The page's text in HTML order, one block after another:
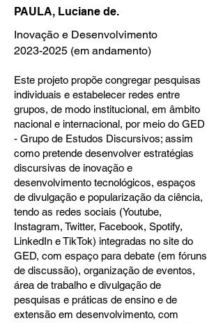
PAULA, Luciane de.
Inovação e Desenvolvimento
2023-2025 (em andamento)
Este projeto propõe congregar pesquisas
individuais e estabelecer redes entre
grupos, de modo institucional, em âmbito
nacional e internacional, por meio do GED
- Grupo de Estudos Discursivos; assim
como pretende desenvolver estratégias
discursivas de inovação e
desenvolvimento tecnológicos, espaços
de divulgação e popularização da ciência,
tendo as redes sociais (Youtube,
Instagram, Twitter, Facebook, Spotify,
LinkedIn e TikTok) integradas no site do
GED, com espaço para debate (em fóruns
de discussão), organização de eventos,
área de trabalho e divulgação de
pesquisas e práticas de ensino e de
extensão em desenvolvimento, com